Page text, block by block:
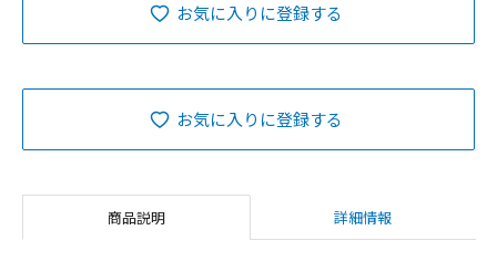
お気に入りに登録する
お気に入りに登録する
商品説明 詳細情報